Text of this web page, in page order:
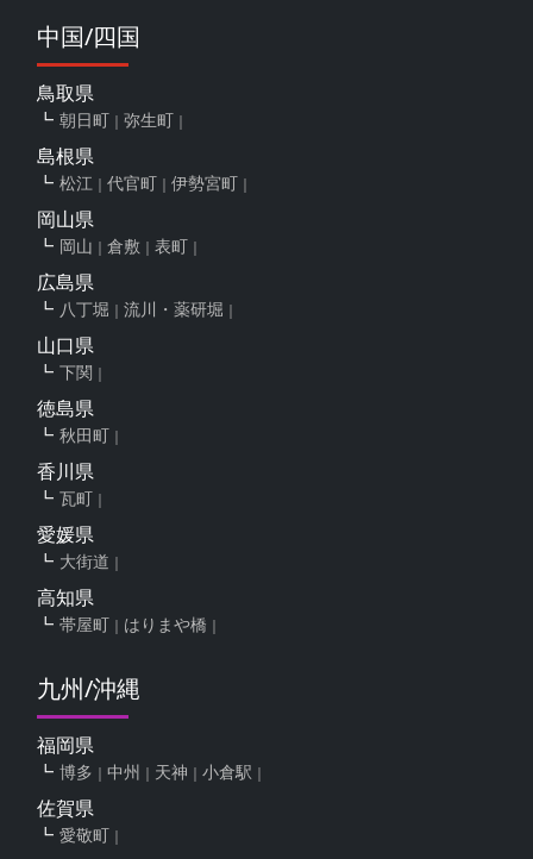
中国/四国
鳥取県
朝日町 弥生町
島根県
松江 代官町 伊勢宮町
岡山県
岡山 倉敷 表町
広島県
八丁堀 流川・薬研堀
山口県
下関
徳島県
秋田町
香川県
瓦町
愛媛県
大街道
高知県
帯屋町 はりまや橋
九州/沖縄
福岡県
博多 中州 天神 小倉駅
佐賀県
愛敬町